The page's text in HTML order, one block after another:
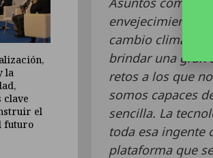
la
clave
el
futuro
envejecimiento,
cambio climático
brindar una gran
retos a los que
somos capaces
sencilla. La
toda esa ingente
plataforma que